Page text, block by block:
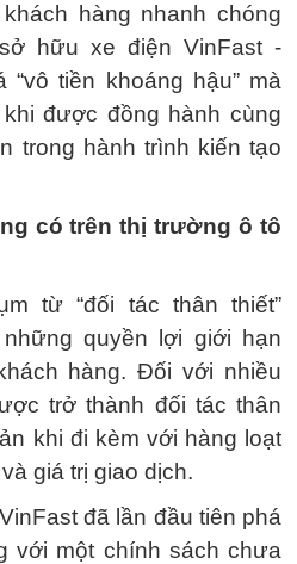
hàng nhanh chóng
hữu xe điện VinFast -
tiền khoáng hậu” mà
được đồng hành cùng
trong hành trình kiến tạo
có trên thị trường ô tô
từ “đối tác thân thiết”
quyền lợi giới hạn
hàng. Đối với nhiều
trở thành đối tác thân
khi đi kèm với hàng loạt
giá trị giao dịch.
đã lần đầu tiên phá
với một chính sách chưa